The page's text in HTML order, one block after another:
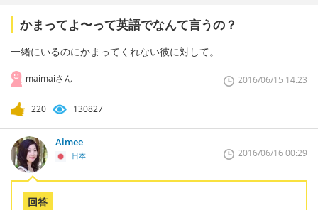
かまってよ〜って英語でなんて言うの？
一緒にいるのにかまってくれない彼に対して。
maimaiさん 2016/06/15 14:23
220 130827
Aimee
日本 2016/06/16 00:29
回答